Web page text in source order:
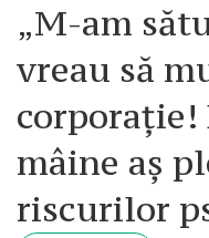
„M-am
vreau să
corporație!
mâine aș
riscurilor